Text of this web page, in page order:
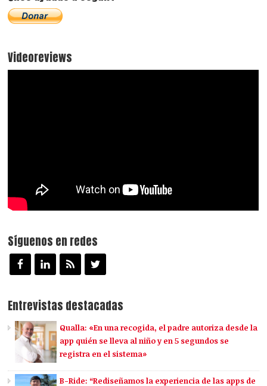
Videoreviews
Síguenos en redes
Entrevistas destacadas
Qualla: «En una recogida, el padre autoriza desde la
app quién se lleva al niño y en 5 segundos se
registra en el sistema»
B-Ride: “Rediseñamos la experiencia de las apps de